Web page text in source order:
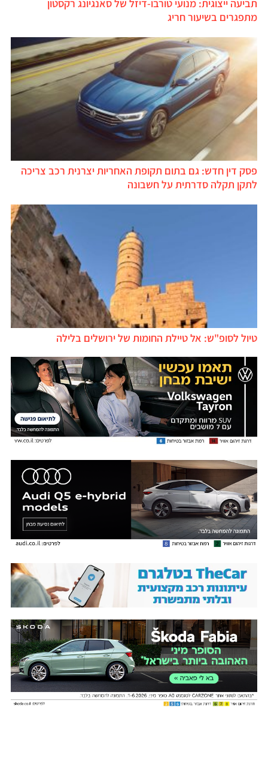
תביעה ייצוגית: מנועי טורבו-דיזל של סאנגיונג רקסטון
מתפגרים בשיעור חריג
פסק דין חדש: גם בתום תקופת האחריות יצרנית רכב צריכה
לתקן תקלה סדרתית על חשבונה
טיול לסופ"ש: אל טיילת החומות של ירושלים בלילה